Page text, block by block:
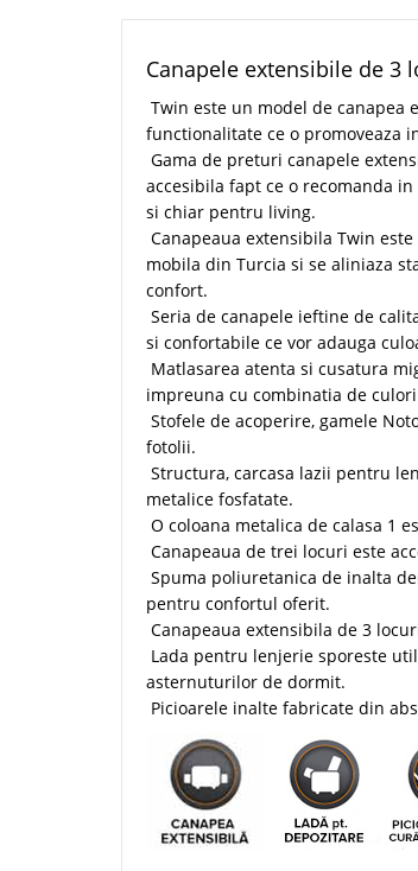
Canapele extensibile de 3
Twin este un model de
functionalitate ce o promoveaza
Gama de preturi canapele
accesibila fapt ce o recomanda
si chiar pentru living.
Canapeaua extensibila Twin
mobila din Turcia si se aliniaza
confort.
Seria de canapele ieftine de
si confortabile ce vor adauga
Matlasarea atenta si cusatura
impreuna cu combinatia de
Stofele de acoperire, gamele
fotolii.
Structura, carcasa lazii pentru
metalice fosfatate.
O coloana metalica de calasa 1
Canapeaua de trei locuri este
Spuma poliuretanica de inalta
pentru confortul oferit.
Canapeaua extensibila de 3
Lada pentru lenjerie sporeste
asternuturilor de dormit.
Picioarele inalte fabricate din